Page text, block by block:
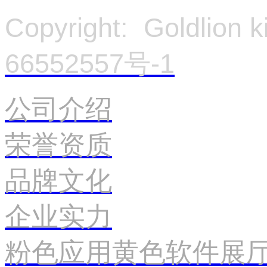
Copyright:
66552557号-1
公司介绍
荣誉资质
品牌文化
企业实力
粉色应用黄色软件展